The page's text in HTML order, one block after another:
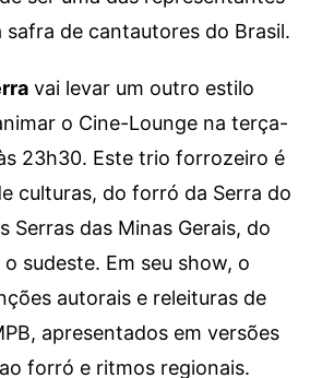
safra de cantautores do Brasil.
vai levar um outro estilo
o Cine-Lounge na terça-
23h30. Este trio forrozeiro é
culturas, do forró da Serra do
Serras das Minas Gerais, do
sudeste. Em seu show, o
autorais e releituras de
apresentados em versões
forró e ritmos regionais.